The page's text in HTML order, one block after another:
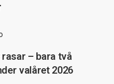
– bara två
valåret 2026